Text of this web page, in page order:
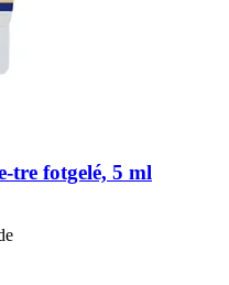
​tre fotgelé, 5 ml